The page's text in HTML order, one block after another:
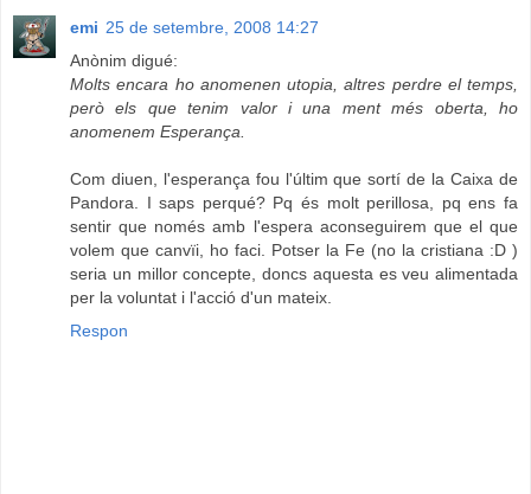
emi 25 de setembre, 2008 14:27
Anònim digué:
Molts encara ho anomenen utopia, altres perdre el temps,
però els que tenim valor i una ment més oberta, ho
anomenem Esperança.
Com diuen, l'esperança fou l'últim que sortí de la Caixa de
Pandora. I saps perqué? Pq és molt perillosa, pq ens fa
sentir que només amb l'espera aconseguirem que el que
volem que canvïi, ho faci. Potser la Fe (no la cristiana :D )
seria un millor concepte, doncs aquesta es veu alimentada
per la voluntat i l'acció d'un mateix.
Respon